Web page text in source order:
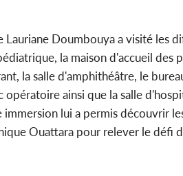
Doumbouya a visité les
la maison d'accueil des
la salle d'amphithéâtre, le
opératoire ainsi que la salle
lui a permis découvrir
Ouattara pour relever le défi